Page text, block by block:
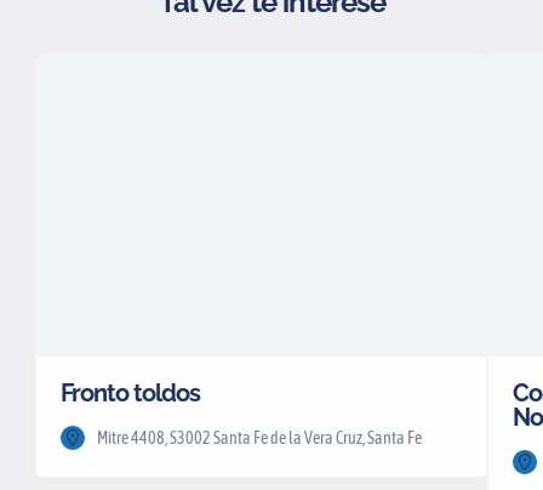
Fronto toldos
Mitre 4408, S3002 Santa Fe de la Vera Cruz, Santa Fe